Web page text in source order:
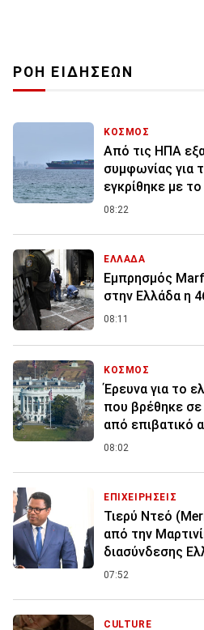
ΡΟΗ ΕΙΔΗΣΕΩΝ
ΚΟΣΜΟΣ
Από τις ΗΠΑ
συμφωνίας για
εγκρίθηκε με
08:22
ΕΛΛΑΔΑ
Εμπρησμός
στην Ελλάδα η
08:11
ΚΟΣΜΟΣ
Έρευνα για το
που βρέθηκε
από επιβατικό
08:02
ΕΠΙΧΕΙΡΗΣΕΙΣ
Τιερύ Ντεό
από την
διασύνδεσης
07:52
CULTURE